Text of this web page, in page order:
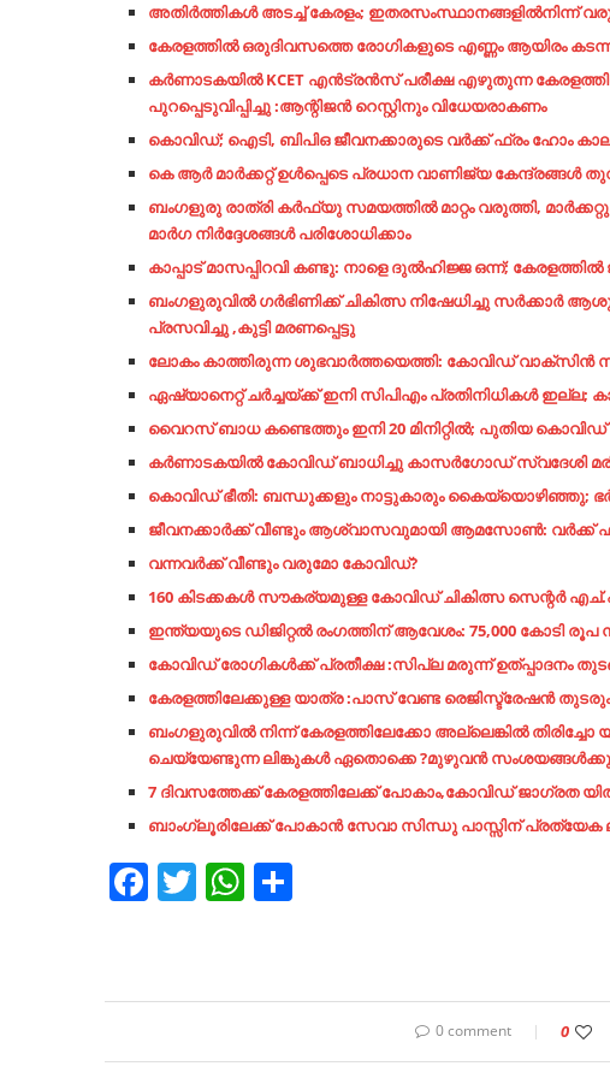
അതിർത്തികൾ അടച്ച് കേരളം; ഇതരസംസ്ഥാനങ്ങളിൽനിന്ന്
കേരളത്തിൽ ഒരുദിവസത്തെ രോഗികളുടെ എണ്ണം ആയിരം കടന്നു;
കർണാടകയിൽ KCET എൻട്രൻസ് പരീക്ഷ എഴുതുന്ന
പുറപ്പെടുവിപ്പിച്ചു :ആന്റിജൻ റെസ്റ്റിനും വിധേയരാകണം
കൊവിഡ്; ഐടി, ബിപിഒ ജീവനക്കാരുടെ വര്‍ക്ക് ഫ്രം ഹോം
കെ ആർ മാർക്കറ്റ് ഉൾപ്പെടെ പ്രധാന വാണിജ്യ കേന്ദ്രങ്ങൾ
ബംഗളുരു രാത്രി കർഫ്യു സമയത്തിൽ മാറ്റം വരുത്തി,
മാർഗ നിർദ്ദേശങ്ങൾ പരിശോധിക്കാം
കാപ്പാട് മാസപ്പിറവി കണ്ടു: നാളെ ദുല്‍ഹിജ്ജ ഒന്ന്;
ബംഗളുരുവിൽ ഗർഭിണിക്ക് ചികിത്സ നിഷേധിച്ചു സർക്കാർ
പ്രസവിച്ചു ,കുട്ടി മരണപ്പെട്ടു
ലോകം കാത്തിരുന്ന ശുഭവാര്‍ത്തയെത്തി: കോവിഡ് വാക്‌സിന്‍
ഏഷ്യാനെറ്റ് ചര്‍ച്ചയ്ക്ക് ഇനി സിപിഎം പ്രതിനിധികള്‍ ഇല്ല;
വൈറസ് ബാധ കണ്ടെത്തും ഇനി 20 മിനിറ്റില്‍; പുതിയ കൊവിഡ്
കർണാടകയിൽ കോവിഡ് ബാധിച്ചു കാസർഗോഡ് സ്വദേശി
കൊവിഡ് ഭീതി: ബന്ധുക്കളും നാട്ടുകാരും കൈയ്യൊഴിഞ്ഞു;
ജീവനക്കാര്‍ക്ക് വീണ്ടും ആശ്വാസവുമായി ആമസോണ്‍: വര്‍ക്ക് ഫ്രം
വന്നവര്‍ക്ക്​ വീണ്ടും വരുമോ കോവിഡ്​?
160 കിടക്കകൾ സൗകര്യമുള്ള കോവിഡ് ചികിത്സ സെന്റർ
ഇന്ത്യയുടെ ഡിജിറ്റൽ രംഗത്തിന് ആവേശം: 75,000 കോടി രൂപ
കോവിഡ് രോഗികള്‍ക്ക് പ്രതീക്ഷ :സിപ്ല മരുന്ന് ഉത്പ്പാദനം
കേരളത്തിലേക്കുള്ള യാത്ര :പാസ് വേണ്ട രെജിസ്ട്രേഷൻ തുടരും
ബംഗളുരുവിൽ നിന്ന് കേരളത്തിലേക്കോ അല്ലെങ്കിൽ
ചെയ്യേണ്ടുന്ന ലിങ്കുകൾ ഏതൊക്കെ ?മുഴുവൻ സംശയങ്ങൾക്കും
7 ദിവസത്തേക്ക് കേരളത്തിലേക്ക് പോകാം,കോവിഡ് ജാഗ്രത
ബാംഗ്ലൂരിലേക്ക് പോകാൻ സേവാ സിന്ധു പാസ്സിന് പ്രത്യേക
Facebook
TwitterWhatsApp
0 comment 0